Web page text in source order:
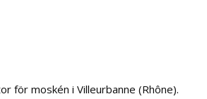
för moskén i Villeurbanne (Rhône).